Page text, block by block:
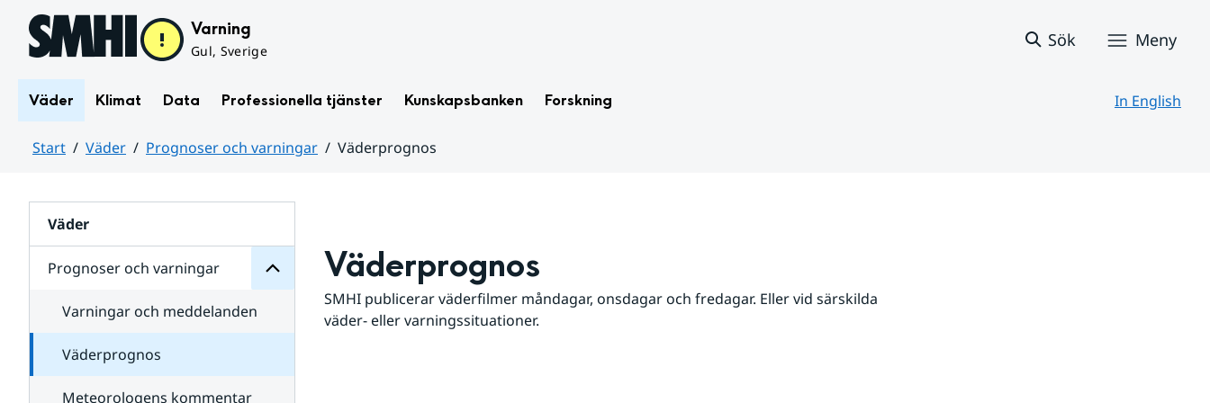
Hoppa till sidans innehåll Varning
Gul, Sverige
Sök Meny
Väder Klimat Data Professionella tjänster Kunskapsbanken Forskning In English
Start Väder Prognoser och varningar
Väderprognos
Väder
Prognoser och varningar
för
varningar
Varningar och meddelanden
Väderprognos
Meteorologens kommentar
Väderprognos
SMHI publicerar väderfilmer måndagar, onsdagar och fredagar. Eller vid särskilda
väder- eller varningssituationer.